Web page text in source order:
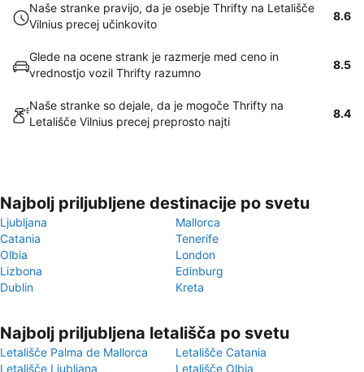
Naše stranke pravijo, da je osebje Thrifty na Letališče
Vilnius precej učinkovito
8.6
Glede na ocene strank je razmerje med ceno in
vrednostjo vozil Thrifty razumno
8.5
Naše stranke so dejale, da je mogoče Thrifty na
Letališče Vilnius precej preprosto najti
8.4
Najbolj priljubljene destinacije po svetu
Ljubljana
Mallorca
Catania
Tenerife
Olbia
London
Lizbona
Edinburg
Dublin
Kreta
Najbolj priljubljena letališča po svetu
Letališče Palma de Mallorca
Letališče Catania
Letališče Ljubljana
Letališče Olbia